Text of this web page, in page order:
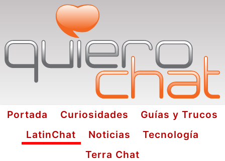
Portada Curiosidades
Guías y Trucos
LatinChat
Noticias
Tecnología
Terra Chat